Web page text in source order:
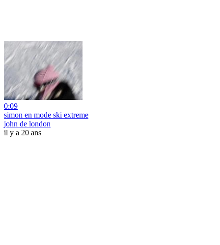
0:09
simon en mode ski extreme
john de london
il y a 20 ans